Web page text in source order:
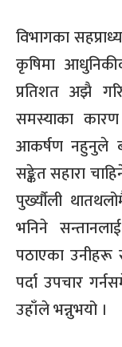
विभागका
कृषिमा
प्रतिशत अझै
समस्याका कारण
आकर्षण नहुनुले
सङ्केत सहारा
पुर्ख्यौली
भनिने
पठाएका उनीहरू
पर्दा उपचार
उहाँले भन्नुभयो ।